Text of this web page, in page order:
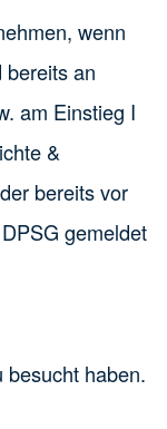
wenn
bereits an
am Einstieg I
&
bereits vor
gemeldet
besucht haben.